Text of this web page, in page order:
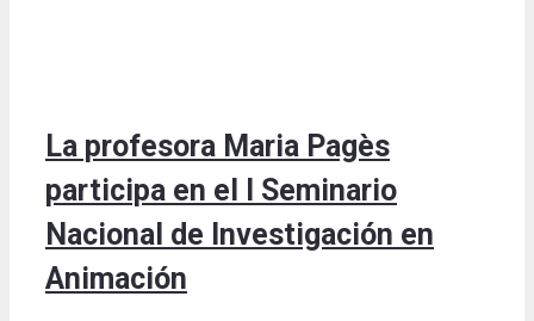
La profesora Maria Pagès
participa en el I Seminario
Nacional de Investigación en
Animación